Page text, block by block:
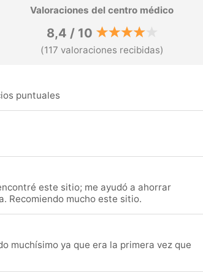
Valoraciones del centro médico
8,4 / 10
(117 valoraciones recibidas)
puntuales
este sitio; me ayudó a ahorrar
Recomiendo mucho este sitio.
muchísimo ya que era la primera vez que